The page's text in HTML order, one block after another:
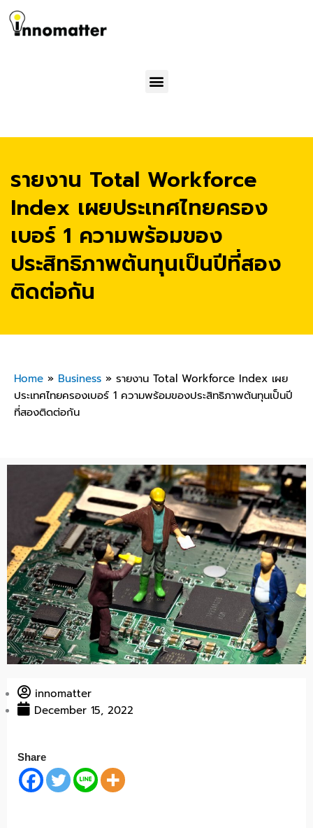
Menu
รายงาน Total Workforce
Index เผยประเทศไทยครอง
เบอร์ 1 ความพร้อมของ
ประสิทธิภาพต้นทุนเป็นปีที่สอง
ติดต่อกัน
Home » Business » รายงาน Total Workforce Index เผย
ประเทศไทยครองเบอร์ 1 ความพร้อมของประสิทธิภาพต้นทุนเป็นปี
ที่สองติดต่อกัน
innomatter
December 15, 2022
Share